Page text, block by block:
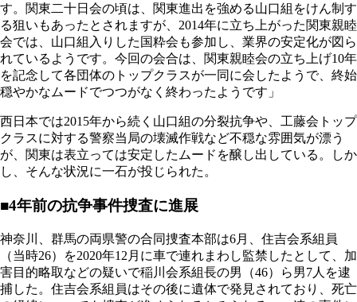
す。関東二十日会の頃は、関東進出を強める山口組をけん制す
る狙いもあったとされますが、2014年に立ち上がった関東親睦
会では、山口組入りした国粋会も参加し、業界の安定化が図ら
れているようです。今回の会合は、関東親睦会の立ち上げ10年
を記念して各団体のトップクラスが一同に会したようで、終始
穏やかなムードでつつがなく終わったようです」
西日本では2015年から続く山口組の分裂抗争や、工藤会トップ
クラスに対する警察当局の壊滅作戦など不穏な雰囲気が漂う
が、関東は表立っては安定したムードを醸し出している。しか
し、そんな状況に一石が投じられた。
■4年前の抗争事件捜査に進展
神奈川、群馬の両県警の合同捜査本部は6月、住吉会系組員
（当時26）を2020年12月に車で連れまわし監禁したとして、加
害目的略取などの疑いで稲川会系組長の男（46）ら男7人を逮
捕した。住吉会系組員はその後に遺体で発見されており、死亡